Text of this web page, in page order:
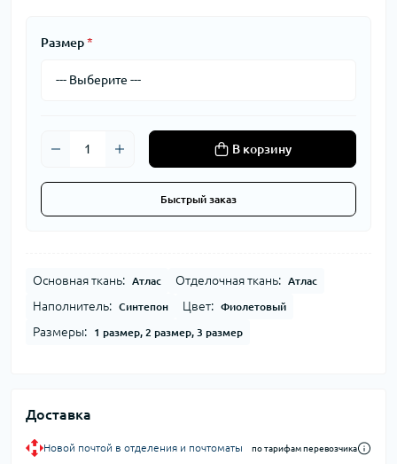
Размер*
В корзину
Быстрый заказ
Основная ткань: Атлас Отделочная ткань: Атлас
Наполнитель: Синтепон Цвет: Фиолетовый
Размеры: 1 размер, 2 размер, 3 размер
Доставка
Новой почтой в отделения и почтоматы по тарифам перевозчика